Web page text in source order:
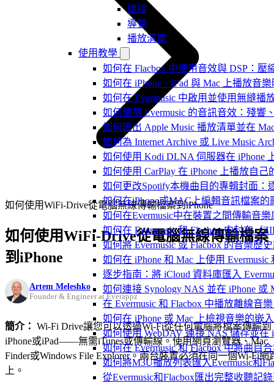
連接
導覽
播放清單
使用教學
如何在 Flacbox 中使用音效與 DSP：壓
如何在 iPhone、iPad 與 Mac 上播放音
如何在 Evermusic 中啟用並使用無縫播
如何使用 Evermusic 的音訊音效：殘
如何匯出 Apple Music 播放清單並在
如何為 Internet Archive 或 Live Music
如何使用 Kodi DLNA 伺服器在 iPhone
如何使用 CarPlay 在 iPhone 上播放自己
如何更改Spotify本機曲目的專輯封面：
如何在iPhone或MAC上編輯音訊檔案的
如何在Evermusic中在裝置之間傳輸音
如何在 Evermusic 和 Flacbox 中封存（
如何將 Evermusic 或 Flacbox 的音樂歷
如何在 iPhone 和 Mac 上使用
逐步指南：將 iCloud 資料庫匯入
如何連接 Synology NAS 並在 iPhone 或
在 Evermusic 和 Flacbox 中播放離線音
如何在 iPhone 或 Mac 上檢視音樂的嵌
如何使用 WebDAV 連接 NAS 儲存並在
如何在 Evermusic 和 Flacbox 中將曲目
如何將M3U播放列表匯入Evermusic和
從Evermusic和Flacbox匯出完整收聽記
如何使用WiFi-Drive從電腦無線傳輸檔案到iPhone
如何使用WiFi-Drive從電腦無線傳輸檔案
到iPhone
Artem Meleshko
Founder & Engineer at Everappz
簡介： Wi-Fi Drive讓您可以透過Wi-Fi從任何電腦將檔案傳輸到
iPhone或iPad——無需iTunes或傳輸線。使用網頁瀏覽器、Mac
Finder或Windows File Explorer。兩台裝置必須在同一個Wi-Fi網
上。